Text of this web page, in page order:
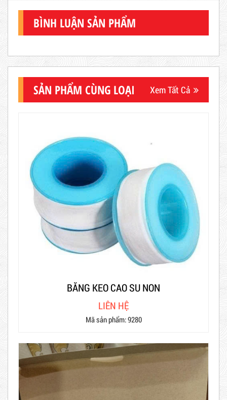
BÌNH LUẬN SẢN PHẨM
SẢN PHẨM CÙNG LOẠI Xem Tất Cả
BĂNG KEO CAO SU NON
LIÊN HỆ
Mã sản phẩm: 9280